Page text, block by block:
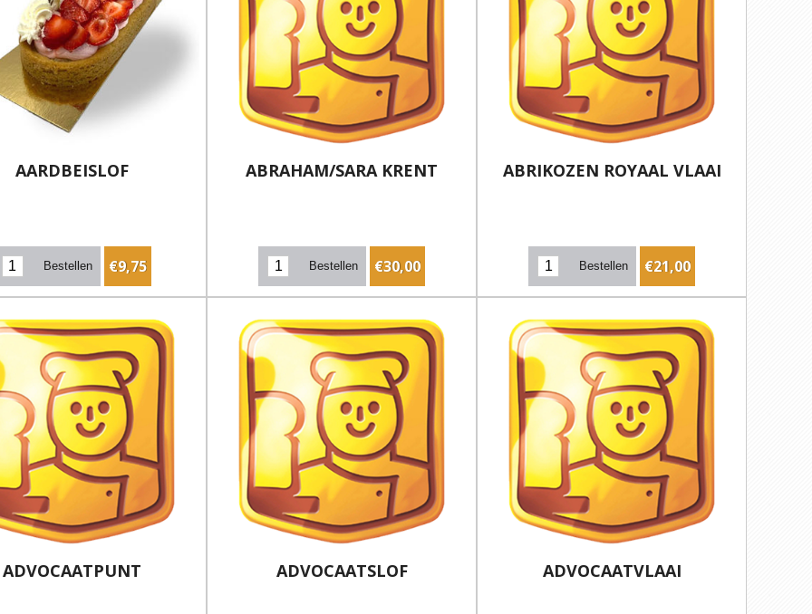
AARDBEISLOF
€9,75
ABRAHAM/SARA KRENT
€30,00
ABRIKOZEN ROYAAL VLAAI
€21,00
ADVOCAATPUNT ADVOCAATSLOF ADVOCAATVLAAI